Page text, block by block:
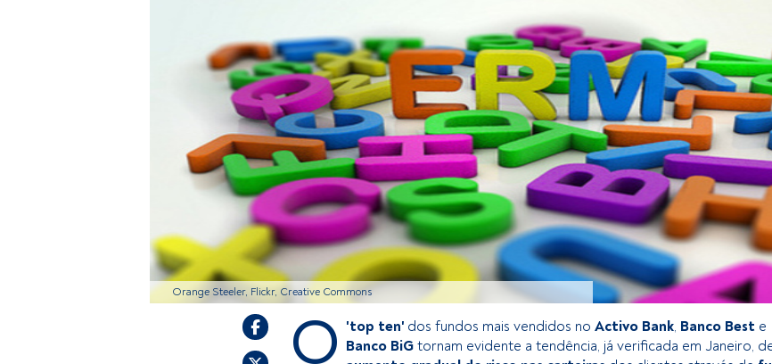
Orange Steeler, Flickr, Creative Commons
O 'top ten' dos fundos mais vendidos no Activo Bank, Banco Best e
Banco BiG tornam evidente a tendência, já verificada em Janeiro,